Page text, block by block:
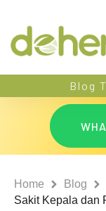
Blog
Home Blog